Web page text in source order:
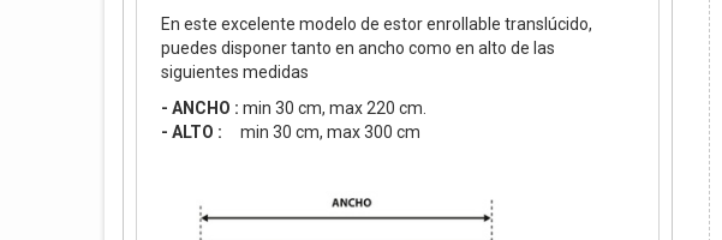
En este excelente modelo de estor enrollable translúcido,
puedes disponer tanto en ancho como en alto de las
siguientes medidas
- ANCHO : min 30 cm, max 220 cm.
- ALTO :
min 30 cm, max 300 cm